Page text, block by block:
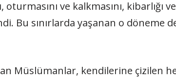
ve kalkmasını, kibarlığı
Müslümanlar, kendilerine çizilen her